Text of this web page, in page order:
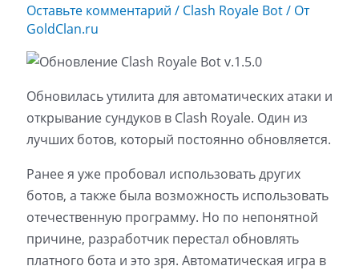
Оставьте комментарий / Clash Royale Bot/ От
GoldClan.ru
Обновилась утилита для автоматических атаки и
открывание сундуков в Clash Royale. Один из
лучших ботов, который постоянно обновляется.
Ранее я уже пробовал использовать других
ботов, а также была возможность использовать
отечественную программу. Но по непонятной
причине, разработчик перестал обновлять
платного бота и это зря. Автоматическая игра в